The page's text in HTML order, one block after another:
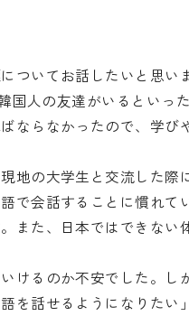
ついてお話したいと思い
人の友達がいるといっ
ならなかったので、学び
地の大学生と交流した際
で会話することに慣れて
また、日本ではできない
けるのか不安でした。
を話せるようになりたい